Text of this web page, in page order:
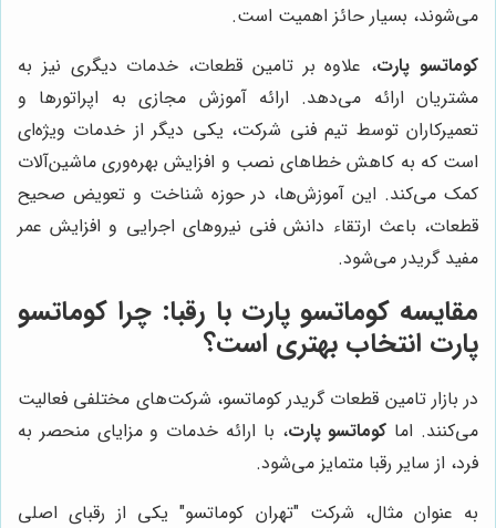
می‌شوند، بسیار حائز اهمیت است.
کوماتسو پارت، علاوه بر تامین قطعات، خدمات دیگری نیز به
مشتریان ارائه می‌دهد. ارائه آموزش مجازی به اپراتورها و
تعمیرکاران توسط تیم فنی شرکت، یکی دیگر از خدمات ویژه‌ای
است که به کاهش خطاهای نصب و افزایش بهره‌وری ماشین‌آلات
کمک می‌کند. این آموزش‌ها، در حوزه شناخت و تعویض صحیح
قطعات، باعث ارتقاء دانش فنی نیروهای اجرایی و افزایش عمر
مفید گریدر می‌شود.
مقایسه کوماتسو پارت با رقبا: چرا کوماتسو
پارت انتخاب بهتری است؟
در بازار تامین قطعات گریدر کوماتسو، شرکت‌های مختلفی فعالیت
می‌کنند. اما کوماتسو پارت، با ارائه خدمات و مزایای منحصر به
فرد، از سایر رقبا متمایز می‌شود.
به عنوان مثال، شرکت "تهران کوماتسو" یکی از رقبای اصلی